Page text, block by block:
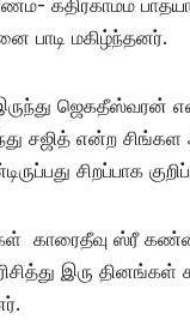
பாடி மகிழ்ந்தனர்.
ஜெகதீஸ்வரன்
சஜித் என்ற சிங்கள
சிறப்பாக
காரைதீவு ஸ்ரீ
இரு தினங்கள்